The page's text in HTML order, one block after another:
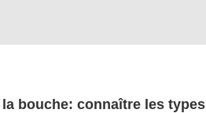
bouche: connaître les